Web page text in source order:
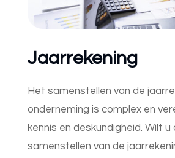
Jaarrekening
Het samenstellen van de
onderneming is complex en
kennis en deskundigheid. Wilt
samenstellen van de